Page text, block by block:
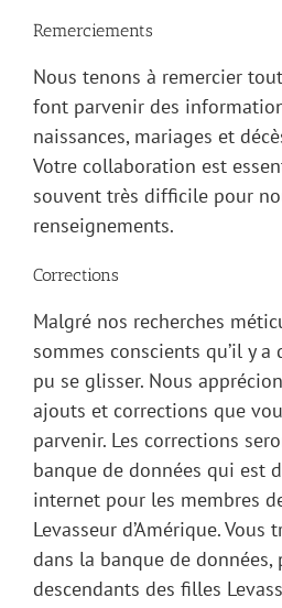
Remerciements
Nous tenons à remercier
font parvenir des
naissances, mariages et
Votre collaboration est
souvent très difficile pour
renseignements.
Corrections
Malgré nos recherches
sommes conscients qu’il y
pu se glisser. Nous
ajouts et corrections que
parvenir. Les corrections
banque de données qui est
internet pour les membres
Levasseur d’Amérique.
dans la banque de données,
descendants des filles